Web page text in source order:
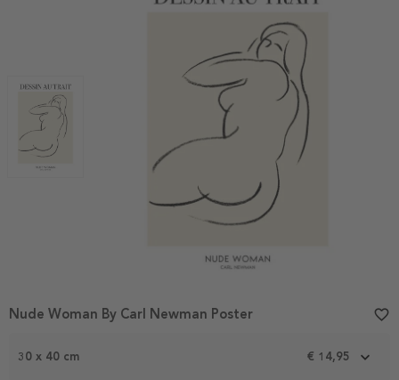
30 x 40 cm € 14,95
Nude Woman By Carl Newman Poster favorite_border